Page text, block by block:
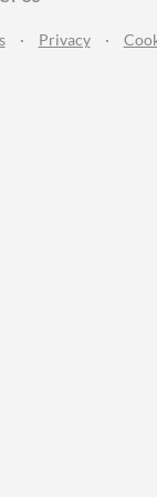
· Privacy ·